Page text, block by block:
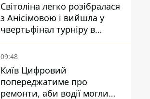
Світоліна легко розібралася
з Анісімовою і вийшла у
чвертьфінал турніру в
Торонто
09:48
Київ Цифровий
попереджатиме про
ремонти, аби водії могли